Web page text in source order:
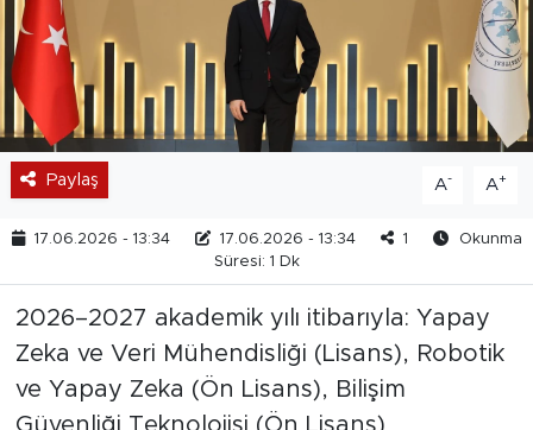
Paylaş A- A+
17.06.2026 - 13:34 17.06.2026 - 13:34 1
Okunma
Süresi: 1 Dk
2026–2027 akademik yılı itibarıyla: Yapay
Zeka ve Veri Mühendisliği (Lisans), Robotik
ve Yapay Zeka (Ön Lisans), Bilişim
Güvenliği Teknolojisi (Ön Lisans)